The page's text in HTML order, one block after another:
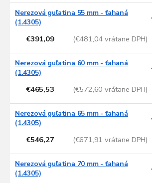
Nerezová guľatina 55 mm - ťahaná
(1.4305)
€391,09 (€481,04 vrátane DPH)
Nerezová guľatina 60 mm - ťahaná
(1.4305)
€465,53 (€572,60 vrátane DPH)
Nerezová guľatina 65 mm - ťahaná
(1.4305)
€546,27 (€671,91 vrátane DPH)
Nerezová guľatina 70 mm - ťahaná
(1.4305)